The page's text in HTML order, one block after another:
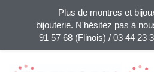
Plus de montres et
bijouterie. N'hésitez pas à
91 57 68 (Flinois) / 03 44 23